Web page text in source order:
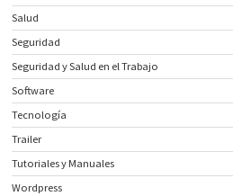
Salud
Seguridad
Seguridad y Salud en el Trabajo
Software
Tecnología
Trailer
Tutoriales y Manuales
Wordpress